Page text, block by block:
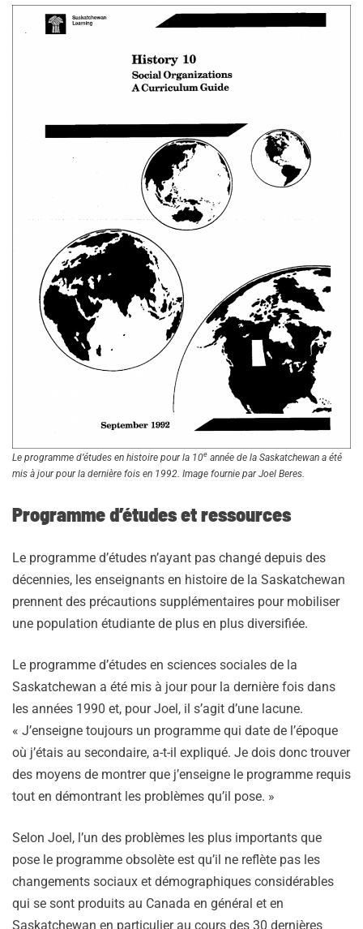
Le programme d’études en histoire pour la 10e année de la Saskatchewan a été
mis à jour pour la dernière fois en 1992. Image fournie par Joel Beres.
Programme d’études et ressources
Le programme d’études n’ayant pas changé depuis des
décennies, les enseignants en histoire de la Saskatchewan
prennent des précautions supplémentaires pour mobiliser
une population étudiante de plus en plus diversifiée.
Le programme d’études en sciences sociales de la
Saskatchewan a été mis à jour pour la dernière fois dans
les années 1990 et, pour Joel, il s’agit d’une lacune.
« J’enseigne toujours un programme qui date de l’époque
où j’étais au secondaire, a-t-il expliqué. Je dois donc trouver
des moyens de montrer que j’enseigne le programme requis
tout en démontrant les problèmes qu’il pose. »
Selon Joel, l’un des problèmes les plus importants que
pose le programme obsolète est qu’il ne reflète pas les
changements sociaux et démographiques considérables
qui se sont produits au Canada en général et en
Saskatchewan en particulier au cours des 30 dernières